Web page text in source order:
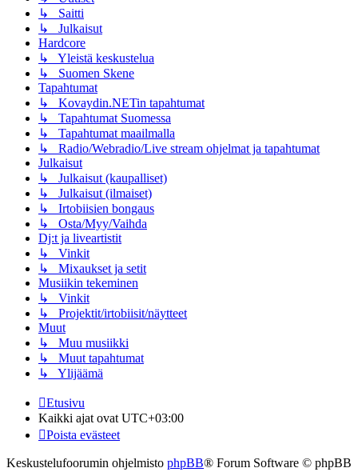
↳ Saitti
↳ Julkaisut
Hardcore
↳ Yleistä keskustelua
↳ Suomen Skene
Tapahtumat
↳ Kovaydin.NETin tapahtumat
↳ Tapahtumat Suomessa
↳ Tapahtumat maailmalla
↳ Radio/Webradio/Live stream ohjelmat ja tapahtumat
Julkaisut
↳ Julkaisut (kaupalliset)
↳ Julkaisut (ilmaiset)
↳ Irtobiisien bongaus
↳ Osta/Myy/Vaihda
Dj:t ja liveartistit
↳ Vinkit
↳ Mixaukset ja setit
Musiikin tekeminen
↳ Vinkit
↳ Projektit/irtobiisit/näytteet
Muut
↳ Muu musiikki
↳ Muut tapahtumat
↳ Ylijäämä
Etusivu
Kaikki ajat ovatUTC+03:00
Poista evästeet
Keskustelufoorumin ohjelmisto phpBB® Forum Software © phpBB